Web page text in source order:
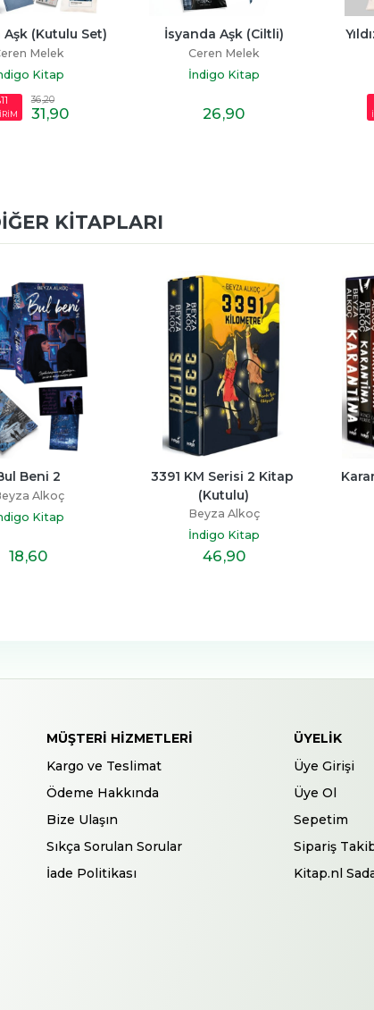
Aşk (Kutulu Set)
Melek
Kitap
36,20
31,90
İsyanda Aşk (Ciltli)
Ceren Melek
İndigo Kitap
26,90
KITAPLARI
Beni 2
Alkoç
Kitap
18,60
3391 KM Serisi 2 Kitap
(Kutulu)
Beyza Alkoç
İndigo Kitap
46,90
MÜŞTERI HIZMETLERI
Kargo ve Teslimat
Ödeme Hakkında
Bize Ulaşın
Sıkça Sorulan Sorular
İade Politikası
ÜYELIK
Üye Girişi
Üye Ol
Sepetim
Sipariş
Kitap.nl